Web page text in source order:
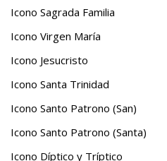
Icono Sagrada Familia
Icono Virgen María
Icono Jesucristo
Icono Santa Trinidad
Icono Santo Patrono (San)
Icono Santo Patrono (Santa)
Icono Díptico y Tríptico